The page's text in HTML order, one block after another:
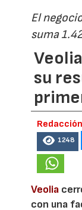
El
suma
su
1248
Veolia
con una